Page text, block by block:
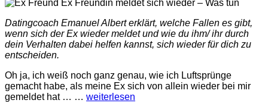
Datingcoach Emanuel Albert erklärt, welche Fallen es gibt,
wenn sich der Ex wieder meldet und wie du ihm/ ihr durch
dein Verhalten dabei helfen kannst, sich wieder für dich zu
entscheiden.
Oh ja, ich weiß noch ganz genau, wie ich Luftsprünge
gemacht habe, als meine Ex sich von allein wieder bei mir
gemeldet hat … … weiterlesen